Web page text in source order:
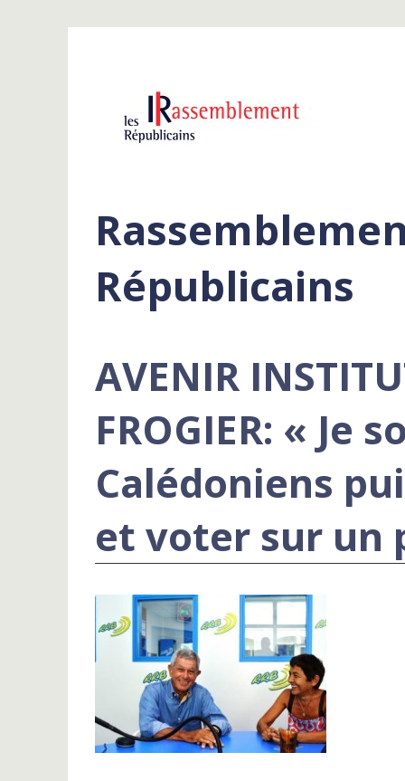
Républicains
AVENIR
FROGIER: « Je
Calédoniens
et voter sur un